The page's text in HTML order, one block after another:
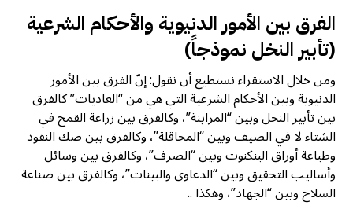
الفرق بين الأمور الدنيوية والأحكام الشرعية
(تأبير النخل نموذجاً)
ومن خلال الاستقراء نستطيع أن نقول: إنّ الفرق بين الأمور
الدنيوية وبين الأحكام الشرعية التي هي من “العاديات” كالفرق
بين تأبير النخل وبين “المزابنة”، وكالفرق بين زراعة القمح في
الشتاء لا في الصيف وبين “المحاقلة”، وكالفرق بين صك النقود
وطباعة أوراق البنكنوت وبين “الصرف”، وكالفرق بين وسائل
وأساليب التحقيق وبين “الدعاوى والبينات”، وكالفرق بين صناعة
السلاح وبين “الجهاد”، وهكذا ..